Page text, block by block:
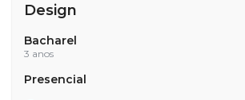
Design
Bacharel
3 anos
Presencial